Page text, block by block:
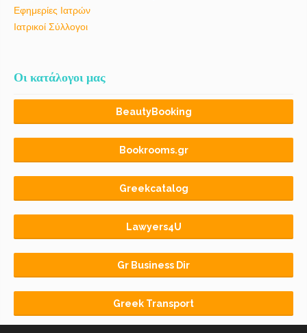
Εφημερίες Ιατρών
Ιατρικοί Σύλλογοι
Οι κατάλογοι μας
BeautyBooking
Bookrooms.gr
Greekcatalog
Lawyers4U
Gr Business Dir
Greek Transport